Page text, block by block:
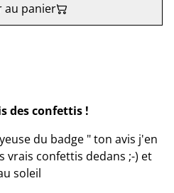
au panier
des confettis !
du badge " ton avis j'en
vrais confettis dedans ;-) et
soleil